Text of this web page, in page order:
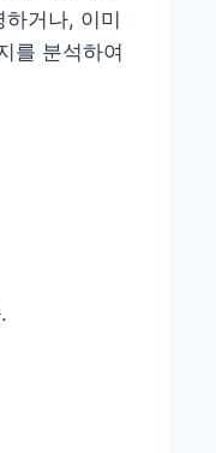
거나, 이미
를 분석하여